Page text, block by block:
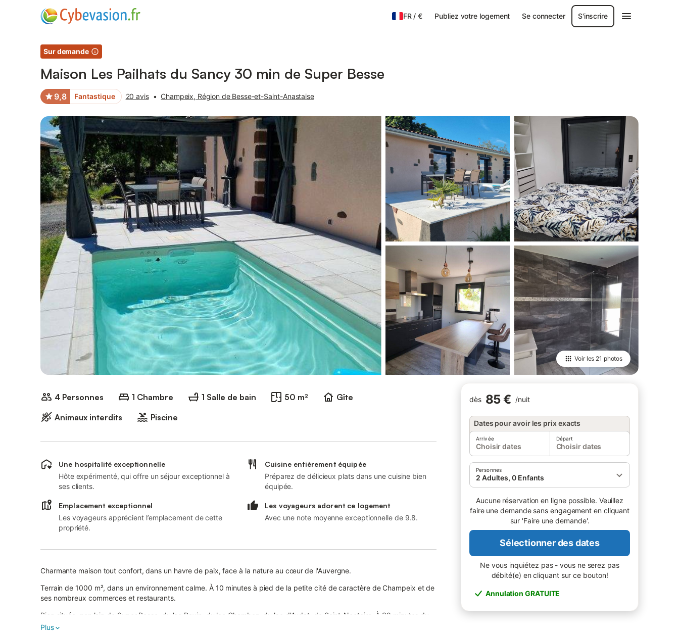
FR/€ Publiez votre logement Se connecter S'inscrire
Sur demande
Maison Les Pailhats du Sancy 30 min de Super Besse
9,8 Fantastique 20 avis • Champeix, Région de Besse-et-Saint-Anastaise
Voir les 21 photos
Photos Équipements Avis des voyageurs
4 Personnes 1 Chambre 1 Salle de bain 50 m²
Gîte
Animaux interdits
Piscine
dès 85 € /nuit
Dates pour avoir les prix exacts
Arrivée
Choisir dates
Départ
Choisir dates
Personnes
2 Adultes, 0 Enfants
Aucune réservation en ligne possible. Veuillez
faire une demande sans engagement en cliquant
sur 'Faire une demande'.
Sélectionner des dates
Ne vous inquiétez pas - vous ne serez pas
débité(e) en cliquant sur ce bouton!
Annulation GRATUITE
Une hospitalité exceptionnelle
Hôte expérimenté, qui offre un séjour exceptionnel à
ses clients.
Cuisine entièrement équipée
Préparez de délicieux plats dans une cuisine bien
équipée.
Emplacement exceptionnel
Les voyageurs apprécient l’emplacement de cette
propriété.
Les voyageurs adorent ce logement
Avec une note moyenne exceptionnelle de 9.8.
Charmante maison tout confort, dans un havre de paix, face à la nature au cœur de l'Auvergne.
Terrain de 1000 m², dans un environnement calme. À 10 minutes à pied de la petite cité de caractère de Champeix et de
ses nombreux commerces et restaurants.
Bien située, non loin de Super Besse, du lac Pavin, du lac Chambon, du lac d'Aydat, de Saint-Nectaire. À 30 minutes du
puy de Dôme, de Vulcania et du Mont Dore.
Plus